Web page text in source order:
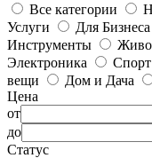
Все категории
Услуги
Для Бизнеса
Инструменты
Электроника
вещи
Дом и Дача
Цена
от
до
Статус